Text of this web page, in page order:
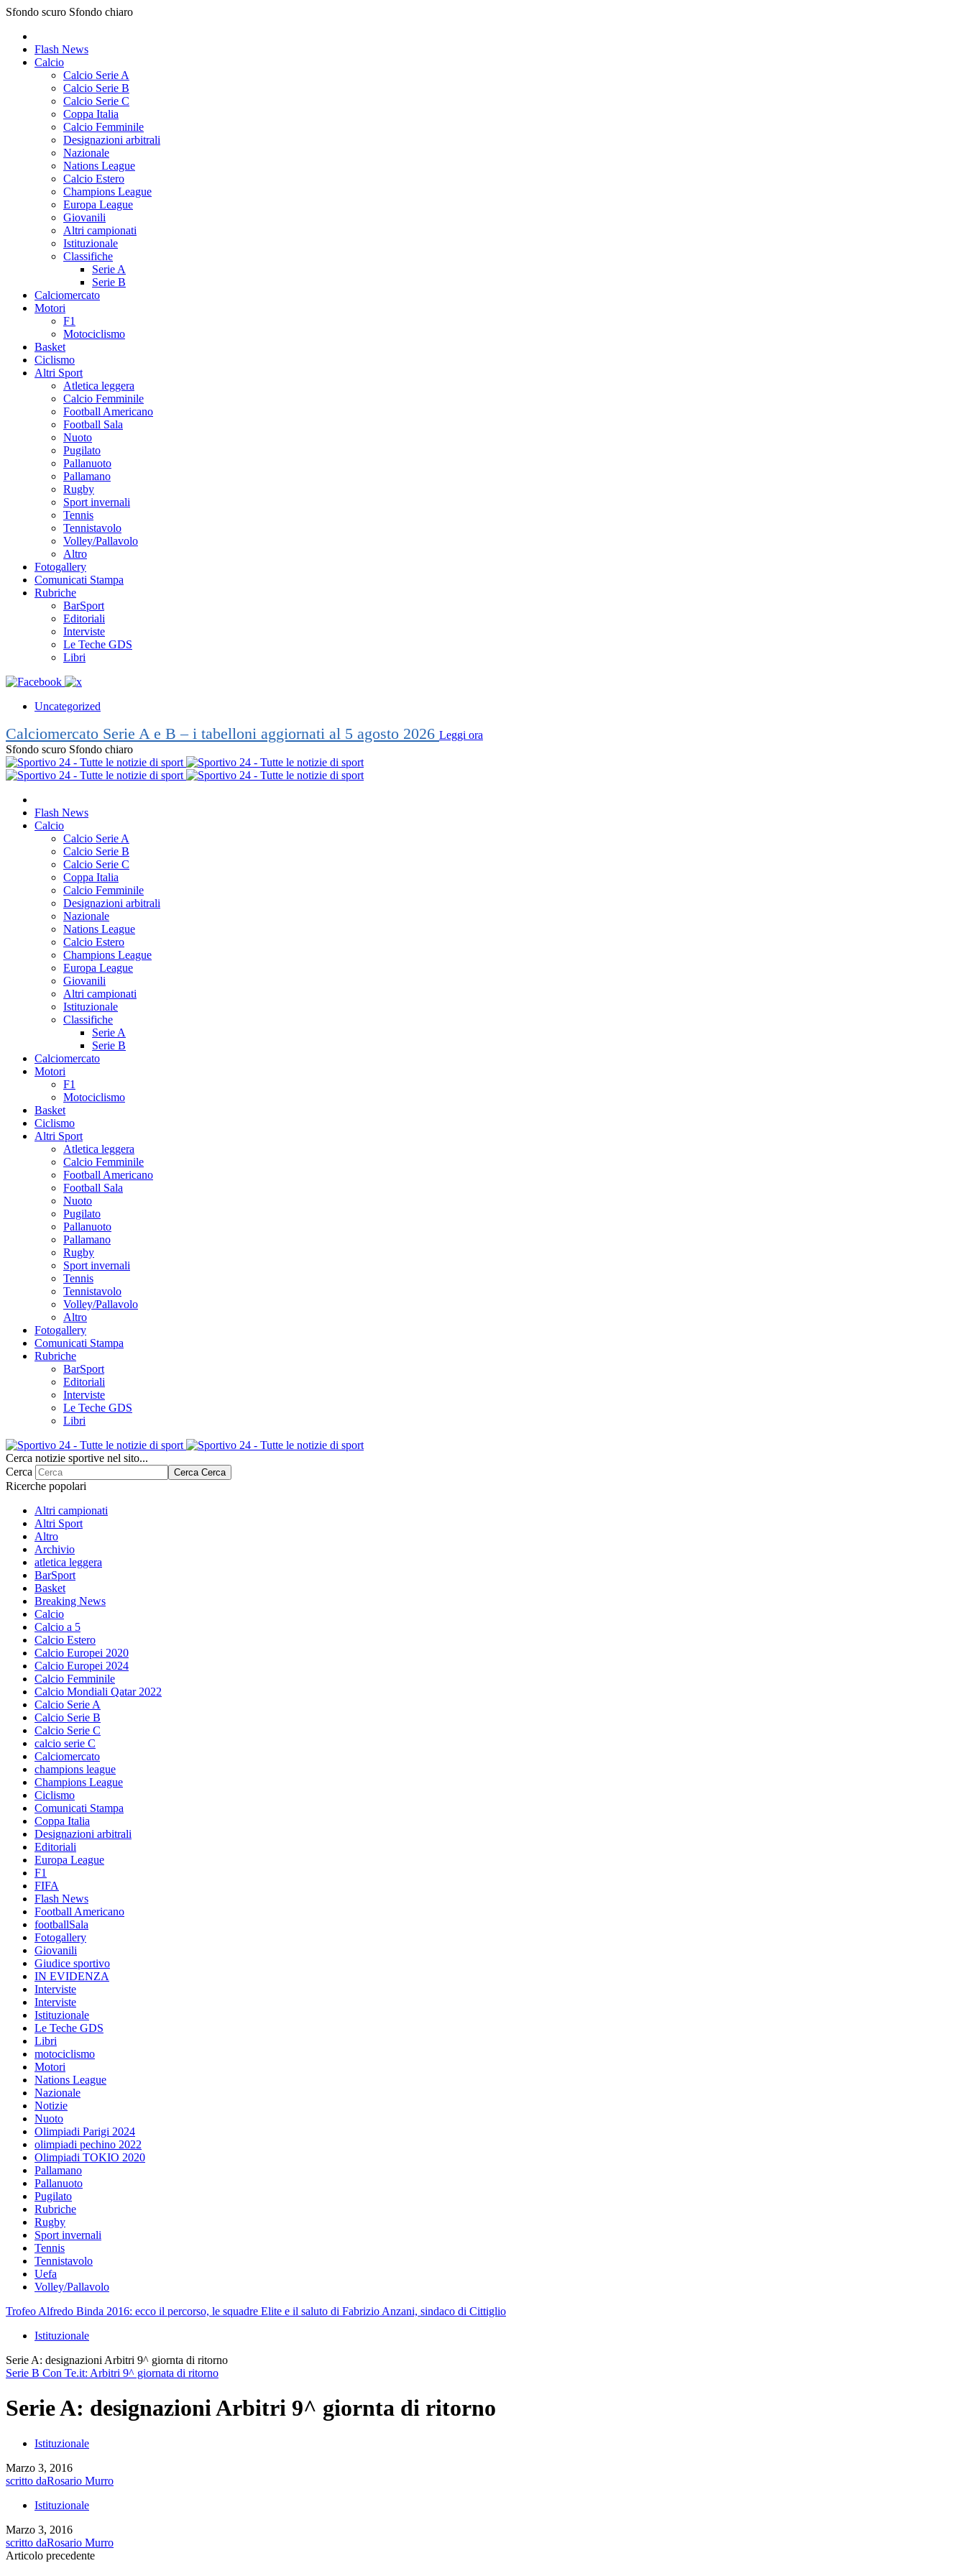
Sfondo scuro Sfondo chiaro
Flash News
Calcio
Calcio Serie A
Calcio Serie B
Calcio Serie C
Coppa Italia
Calcio Femminile
Designazioni arbitrali
Nazionale
Nations League
Calcio Estero
Champions League
Europa League
Giovanili
Altri campionati
Istituzionale
Classifiche
Serie A
Serie B
Calciomercato
Motori
F1
Motociclismo
Basket
Ciclismo
Altri Sport
Atletica leggera
Calcio Femminile
Football Americano
Football Sala
Nuoto
Pugilato
Pallanuoto
Pallamano
Rugby
Sport invernali
Tennis
Tennistavolo
Volley/Pallavolo
Altro
Fotogallery
Comunicati Stampa
Rubriche
BarSport
Editoriali
Interviste
Le Teche GDS
Libri
Uncategorized
Calciomercato Serie A e B – i tabelloni aggiornati al 5 agosto 2026 Leggi ora
Sfondo scuro Sfondo chiaro
Flash News
Calcio
Calcio Serie A
Calcio Serie B
Calcio Serie C
Coppa Italia
Calcio Femminile
Designazioni arbitrali
Nazionale
Nations League
Calcio Estero
Champions League
Europa League
Giovanili
Altri campionati
Istituzionale
Classifiche
Serie A
Serie B
Calciomercato
Motori
F1
Motociclismo
Basket
Ciclismo
Altri Sport
Atletica leggera
Calcio Femminile
Football Americano
Football Sala
Nuoto
Pugilato
Pallanuoto
Pallamano
Rugby
Sport invernali
Tennis
Tennistavolo
Volley/Pallavolo
Altro
Fotogallery
Comunicati Stampa
Rubriche
BarSport
Editoriali
Interviste
Le Teche GDS
Libri
Cerca notizie sportive nel sito...
Cerca
Cerca Cerca
Ricerche popolari
Altri campionati
Altri Sport
Altro
Archivio
atletica leggera
BarSport
Basket
Breaking News
Calcio
Calcio a 5
Calcio Estero
Calcio Europei 2020
Calcio Europei 2024
Calcio Femminile
Calcio Mondiali Qatar 2022
Calcio Serie A
Calcio Serie B
Calcio Serie C
calcio serie C
Calciomercato
champions league
Champions League
Ciclismo
Comunicati Stampa
Coppa Italia
Designazioni arbitrali
Editoriali
Europa League
F1
FIFA
Flash News
Football Americano
footballSala
Fotogallery
Giovanili
Giudice sportivo
IN EVIDENZA
Interviste
Interviste
Istituzionale
Le Teche GDS
Libri
motociclismo
Motori
Nations League
Nazionale
Notizie
Nuoto
Olimpiadi Parigi 2024
olimpiadi pechino 2022
Olimpiadi TOKIO 2020
Pallamano
Pallanuoto
Pugilato
Rubriche
Rugby
Sport invernali
Tennis
Tennistavolo
Uefa
Volley/Pallavolo
Trofeo Alfredo Binda 2016: ecco il percorso, le squadre Elite e il saluto di Fabrizio Anzani, sindaco di Cittiglio
Istituzionale
Serie A: designazioni Arbitri 9^ giornta di ritorno
Serie B Con Te.it: Arbitri 9^ giornata di ritorno
Serie A: designazioni Arbitri 9^ giornta di ritorno
Istituzionale
Marzo 3, 2016
scritto daRosario Murro
Istituzionale
Marzo 3, 2016
scritto daRosario Murro
Articolo precedente